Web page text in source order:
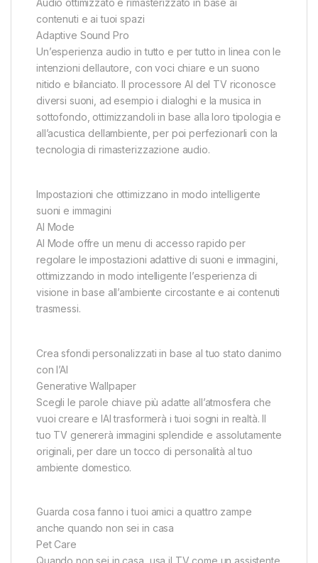
contenuti e ai tuoi spazi
Adaptive Sound Pro
Un’esperienza audio in tutto e per tutto in linea con le
intenzioni dellautore, con voci chiare e un suono
nitido e bilanciato. Il processore AI del TV riconosce
diversi suoni, ad esempio i dialoghi e la musica in
sottofondo, ottimizzandoli in base alla loro tipologia e
all’acustica dellambiente, per poi perfezionarli con la
tecnologia di rimasterizzazione audio.
Impostazioni che ottimizzano in modo intelligente
suoni e immagini
AI Mode
AI Mode offre un menu di accesso rapido per
regolare le impostazioni adattive di suoni e immagini,
ottimizzando in modo intelligente l’esperienza di
visione in base all’ambiente circostante e ai contenuti
trasmessi.
Crea sfondi personalizzati in base al tuo stato danimo
con l’AI
Generative Wallpaper
Scegli le parole chiave più adatte all’atmosfera che
vuoi creare e lAI trasformerà i tuoi sogni in realtà. Il
tuo TV genererà immagini splendide e assolutamente
originali, per dare un tocco di personalità al tuo
ambiente domestico.
Guarda cosa fanno i tuoi amici a quattro zampe
anche quando non sei in casa
Pet Care